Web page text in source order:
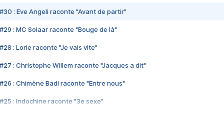
#30 : Eve Angeli raconte "Avant de partir"
#29 : MC Solaar raconte "Bouge de là"
#28 : Lorie raconte "Je vais vite"
#27 : Christophe Willem raconte "Jacques a dit"
#26 : Chimène Badi raconte "Entre nous"
#25 : Indochine raconte "3e sexe"